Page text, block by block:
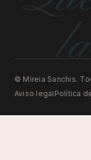
© Mireia Sanchis.
Aviso legal Política